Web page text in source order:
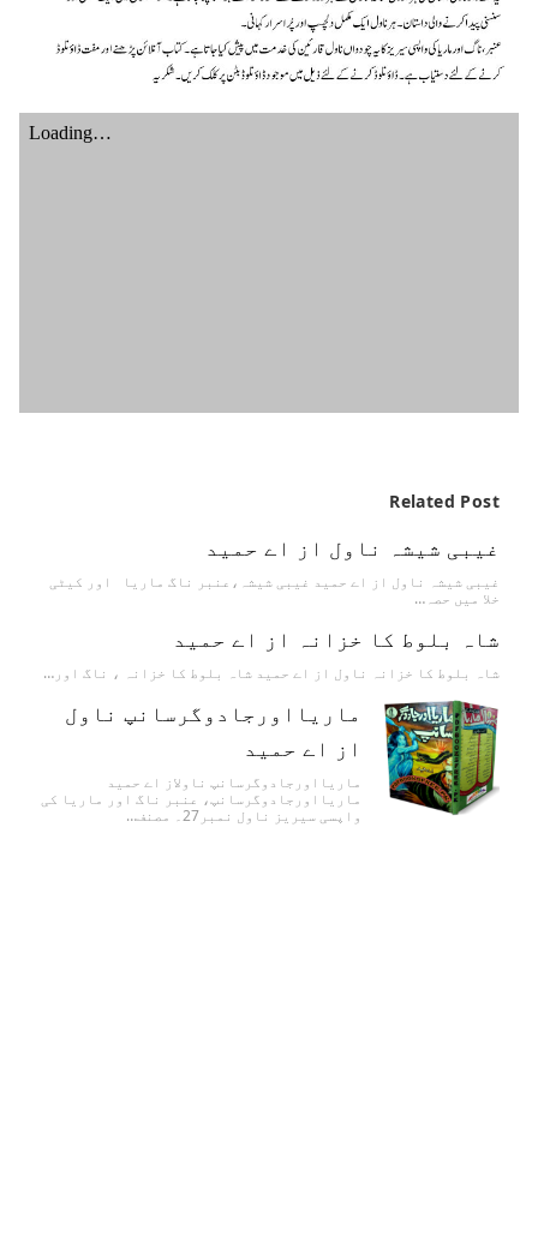
Related Post
غیبی شیشہ ناول از اے حمید
غیبی شیشہ ناول از اے حمید غیبی شیشہ،عنبر ناگ ماریا اور کیٹی
خلا میں حصہ…
شاہ بلوط کا خزانہ از اے حمید
شاہ بلوط کا خزانہ ناول از اے حمید شاہ بلوط کا خزانہ ، ناگ اور…
ماریااورجادوگرسانپ ناول
از اے حمید
ماریااورجادوگرسانپ ناولاز اے حمید
ماریااورجادوگرسانپ، عنبر ناگ اور ماریا کی
واپسی سیریز ناول نمبر27۔ مصنف…